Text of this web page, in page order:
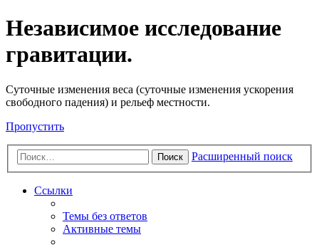
Независимое исследование
гравитации.
Cуточные изменения веса (суточные изменения ускорения
свободного падения) и рельеф местности.
Пропустить
Поиск Расширенный поиск
Ссылки
Темы без ответов
Активные темы